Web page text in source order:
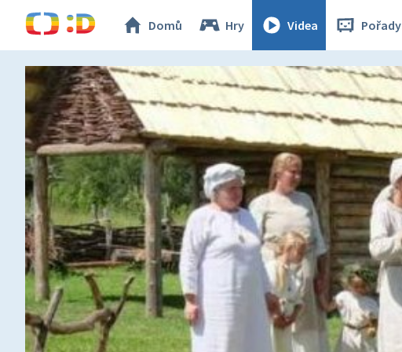
Domů Hry Videa Pořady